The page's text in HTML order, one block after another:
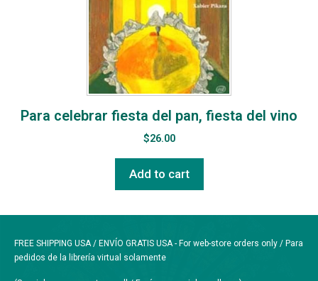
Para celebrar fiesta del pan, fiesta del vino
$26.00
Add to cart
FREE SHIPPING USA / ENVÍO GRATIS USA - For web-store orders only / Para
pedidos de la librería virtual solamente